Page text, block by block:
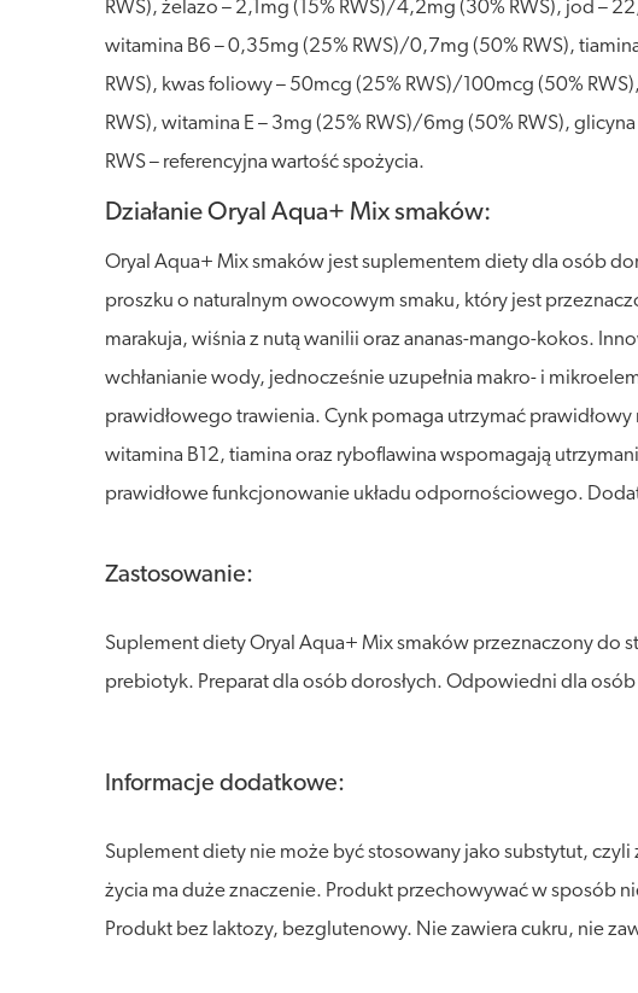
RWS), żelazo – 2,1mg (15% RWS)/4,2mg (30% RWS), jod –
witamina B6 – 0,35mg (25% RWS)/0,7mg (50% RWS),
RWS), kwas foliowy – 50mcg (25% RWS)/100mcg (50%
RWS), witamina E – 3mg (25% RWS)/6mg (50% RWS),
RWS – referencyjna wartość spożycia.
Działanie Oryal Aqua+ Mix smaków:
Oryal Aqua+ Mix smaków jest suplementem diety dla osób
proszku o naturalnym owocowym smaku, który jest
marakuja, wiśnia z nutą wanilii oraz ananas-mango-kokos.
wchłanianie wody, jednocześnie uzupełnia makro- i
prawidłowego trawienia. Cynk pomaga utrzymać
witamina B12, tiamina oraz ryboflawina wspomagają
prawidłowe funkcjonowanie układu odpornościowego.
Zastosowanie:
Suplement diety Oryal Aqua+ Mix smaków przeznaczony do
prebiotyk. Preparat dla osób dorosłych. Odpowiedni dla
Informacje dodatkowe:
Suplement diety nie może być stosowany jako substytut,
życia ma duże znaczenie. Produkt przechowywać w sposób
Produkt bez laktozy, bezglutenowy. Nie zawiera cukru, nie